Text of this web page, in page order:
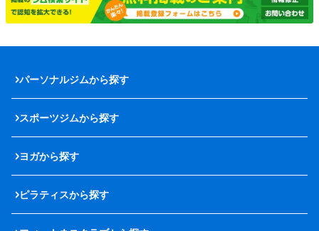
パーソナルジムから探す
スポーツジムから探す
ヨガから探す
ピラティスから探す